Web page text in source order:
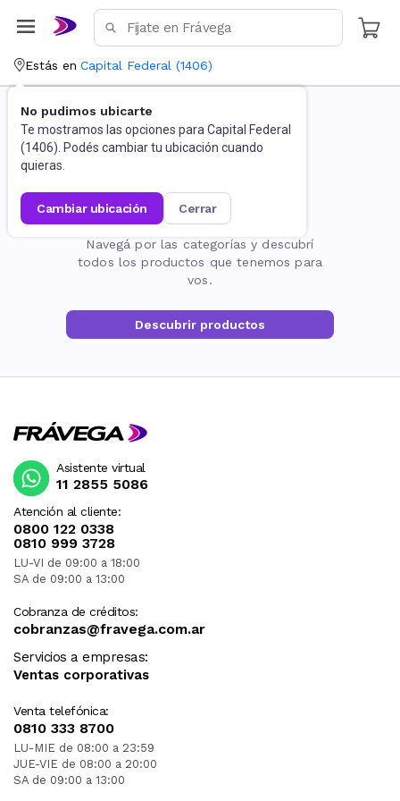
Estás en Capital Federal (1406)
No pudimos ubicarte
Te mostramos las opciones para Capital Federal
(1406). Podés cambiar tu ubicación cuando
quieras.
cambiar ubicación cerrar
La página no existe
Navegá por las categorías y descubrí
todos los productos que tenemos para
vos.
Descubrir productos
Atención al cliente:
0800 122 0338
0810 999 3728
LU-VI de 09:00 a 18:00
SA de 09:00 a 13:00
Cobranza de créditos:
cobranzas@fravega.com.ar
Servicios a empresas:
Ventas corporativas
Venta telefónica:
0810 333 8700
LU-MIE de 08:00 a 23:59
JUE-VIE de 08:00 a 20:00
SA de 09:00 a 13:00
Asistente virtual
11 2855 5086